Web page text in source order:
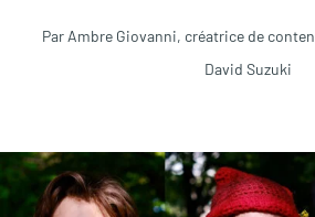
Par Ambre Giovanni, créatrice de
David Suzuki